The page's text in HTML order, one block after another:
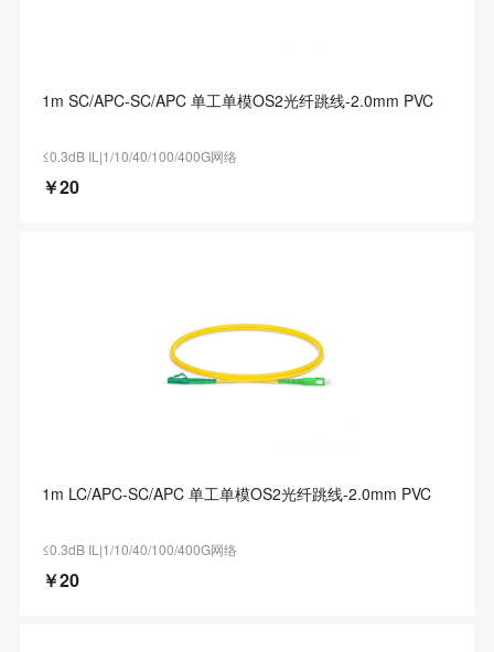
1m SC/APC-SC/APC 单工单模OS2光纤跳线-2.0mm PVC
≤0.3dB IL|1/10/40/100/400G网络
￥20
1m LC/APC-SC/APC 单工单模OS2光纤跳线-2.0mm PVC
≤0.3dB IL|1/10/40/100/400G网络
￥20